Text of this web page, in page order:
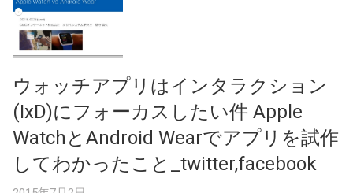
ウォッチアプリはインタラクション
(IxD)にフォーカスしたい件 Apple
WatchとAndroid Wearでアプリを試作
してわかったこと_twitter,facebook